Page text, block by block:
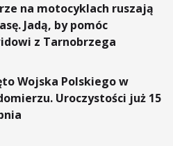
na motocyklach ruszają
Jadą, by pomóc
z Tarnobrzega
Wojska Polskiego w
Uroczystości już 15